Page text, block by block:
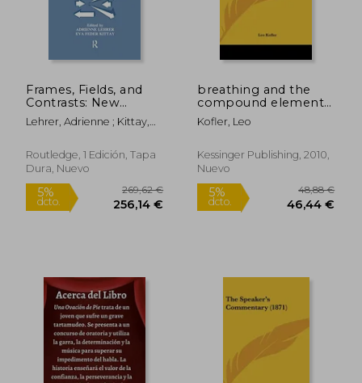
dcto.
Frames, Fields, and
Contrasts: New
Essays in Semantic
and Lexical
Inglés)
Lehrer, Adrienne ; Kittay,
Routledge, 1 Edición, Tapa
Dura, Nuevo
breathing and the
compound elements
of speech (en Inglés)
Kofler, Leo
Kessinger Publishing, 2010,
Nuevo